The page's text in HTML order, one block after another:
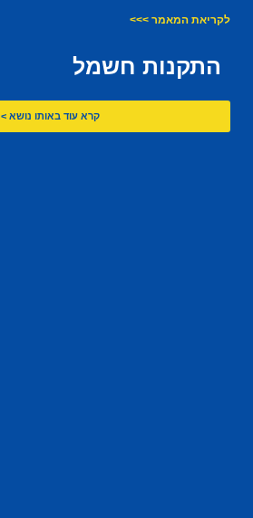
לקריאת המאמר >>>
התקנות חשמל
קרא עוד באותו נושא >